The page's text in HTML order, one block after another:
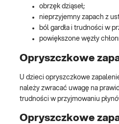
obrzęk dziąseł;
nieprzyjemny zapach z
ból gardła i trudności w
powiększone węzły
Opryszczkowe
U dzieci opryszczkowe
należy zwracać uwagę na
trudności w przyjmowaniu
Opryszczkowe